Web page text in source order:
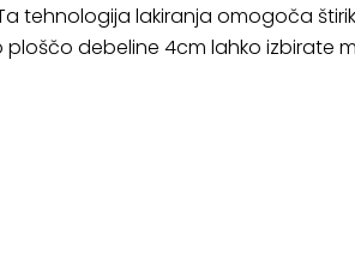
tehnologija lakiranja omogoča
debeline 4cm lahko izbirate